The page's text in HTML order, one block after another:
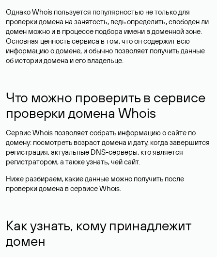
Однако Whois пользуется популярностью не только для
проверки домена на занятость, ведь определить, свободен ли
домен можно и в процессе подбора имени в доменной зоне.
Основная ценность сервиса в том, что он содержит всю
информацию о домене, и обычно позволяет получить данные
об истории домена и его владельце.
Что можно проверить в сервисе
проверки домена Whois
Сервис Whois позволяет собрать информацию о сайте по
домену: посмотреть возраст домена и дату, когда завершится
регистрация, актуальные DNS-серверы, кто является
регистратором, а также узнать, чей сайт.
Ниже разбираем, какие данные можно получить после
проверки домена в сервисе Whois.
Как узнать, кому принадлежит
домен